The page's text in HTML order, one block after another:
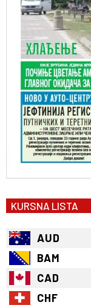
KURSNA LISTA
AUD
BAM
CAD
CHF